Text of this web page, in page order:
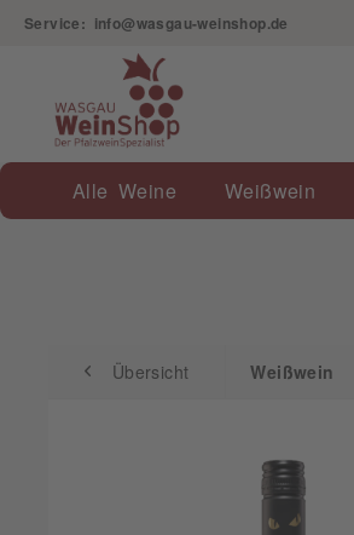
Service: info@wasgau-weinshop.de
Alle Weine Weißwein
Übersicht Weißwein
Übersicht Weißwein